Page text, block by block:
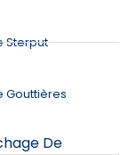
Sterput
Gouttières
De